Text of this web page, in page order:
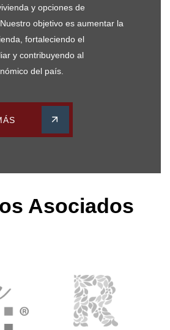
y opciones de
objetivo es aumentar la
fortaleciendo el
y contribuyendo al
del país.
Asociados